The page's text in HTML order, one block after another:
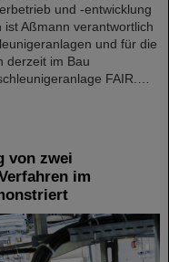
und -entwicklung
ist Aßmann verantwortlich
und für die
derzeit im Bau
FAIR.…
von zwei
im